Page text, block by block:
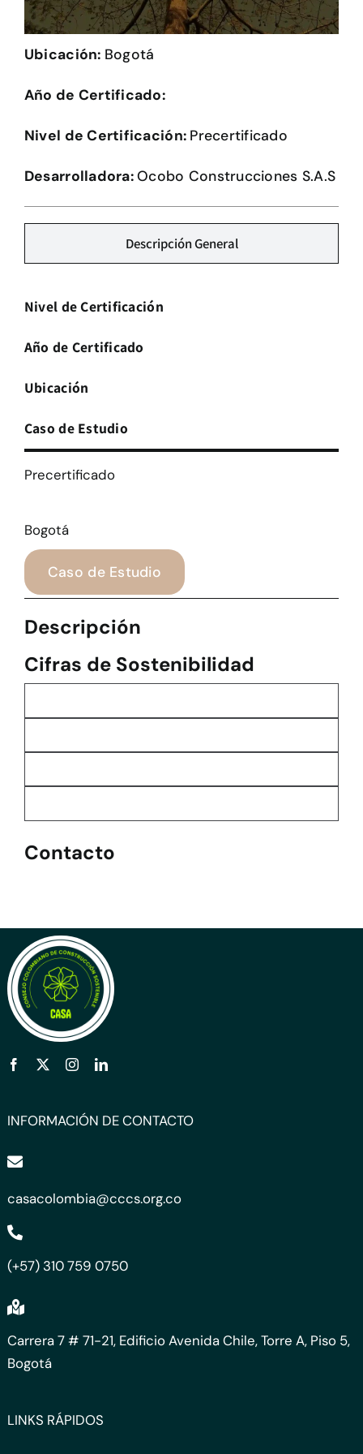
Herramientas
Credenciales
Ubicación: Bogotá
Año de Certificado:
Nivel de Certificación: Precertificado
Desarrolladora:Ocobo Construcciones S.A.S
Descripción General
Nivel de Certificación
Año de Certificado
Ubicación
Caso de Estudio
Precertificado
Bogotá
Caso de Estudio
Descripción
Cifras de Sostenibilidad
Contacto
INFORMACIÓN DE CONTACTO
casacolombia@cccs.org.co
(+57) 310 759 0750
Carrera 7 # 71-21, Edificio Avenida Chile, Torre A, Piso 5,
Bogotá
LINKS RÁPIDOS